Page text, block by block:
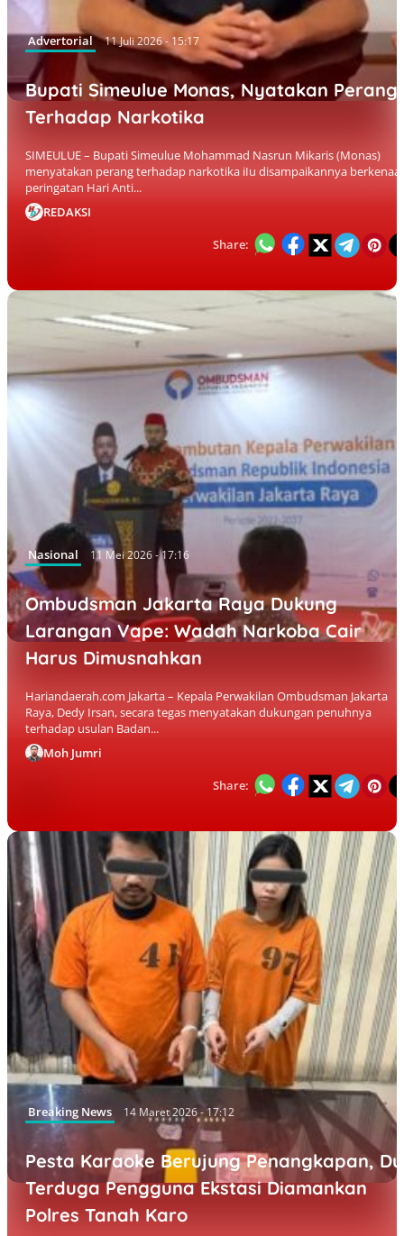
Advertorial 11 Juli 2026 - 15:17
Bupati Simeulue Monas, Nyatakan Perang
Terhadap Narkotika
SIMEULUE – Bupati Simeulue Mohammad Nasrun Mikaris (Monas)
menyatakan perang terhadap narkotika iIu disampaikannya
peringatan Hari Anti...
REDAKSI
Share:
Nasional 11 Mei 2026 - 17:16
Ombudsman Jakarta Raya Dukung
Larangan Vape: Wadah Narkoba Cair
Harus Dimusnahkan
Hariandaerah.com Jakarta – Kepala Perwakilan Ombudsman Jakarta
Raya, Dedy Irsan, secara tegas menyatakan dukungan penuhnya
terhadap usulan Badan...
Moh Jumri
Share:
Breaking News 14 Maret 2026 - 17:12
Pesta Karaoke Berujung Penangkapan,
Terduga Pengguna Ekstasi Diamankan
Polres Tanah Karo